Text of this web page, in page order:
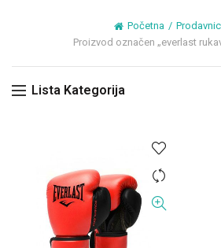
Početna
Proizvod označen „everlast
Lista Kategorija